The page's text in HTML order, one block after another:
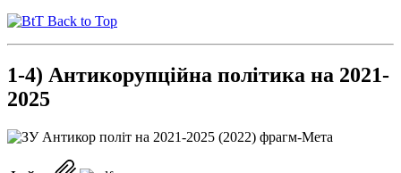
Back to Top
1-4) Антикорупційна політика на 2021-
2025